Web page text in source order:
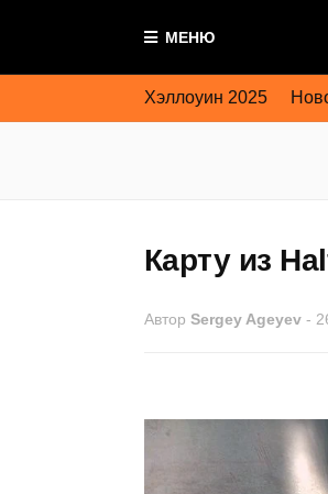
МЕНЮ
Хэллоуин 2025
Карту из
Автор Sergey Ageyev -